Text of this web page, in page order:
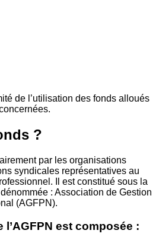
de l’utilisation des fonds alloués
?
par les organisations
syndicales représentatives au
Il est constitué sous la
: Association de Gestion
(AGFPN).
est composée :